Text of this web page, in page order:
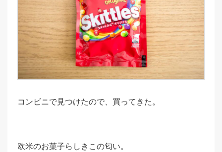
コンビニで見つけたので、買ってきた。
欧米のお菓子らしきこの匂い。